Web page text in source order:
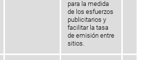
para la medida
de los esfuerzos
publicitarios y
facilitar la tasa
de emisión entre
sitios.